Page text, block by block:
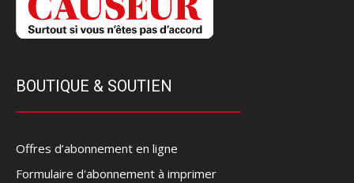
BOUTIQUE & SOUTIEN
Offres d’abonnement en ligne
Formulaire d'abonnement à imprimer